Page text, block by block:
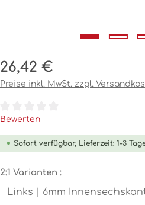
Regulärer Preis:
26,42 €
Preise inkl. MwSt. zzgl.
Durchschnittliche Bewertung von
Bewerten
Sofort verfügbar, Lieferzeit: 1-3
2:1 Varianten :auswählen